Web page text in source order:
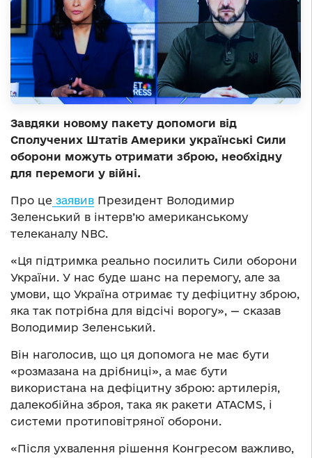
Завдяки новому пакету допомоги від
Сполучених Штатів Америки українські Сили
оборони можуть отримати зброю, необхідну
для перемоги у війні.
Про це заявив Президент Володимир
Зеленський в інтерв’ю американському
телеканалу NBC.
«Ця підтримка реально посилить Сили оборони
України. У нас буде шанс на перемогу, але за
умови, що Україна отримає ту дефіцитну зброю,
яка так потрібна для відсічі ворогу», — сказав
Володимир Зеленський.
Він наголосив, що ця допомога не має бути
«розмазана на дрібниці», а має бути
використана на дефіцитну зброю: артилерія,
далекобійна зброя, така як ракети ATACMS, і
системи протиповітряної оборони.
«Після ухвалення рішення Конгресом важливо,